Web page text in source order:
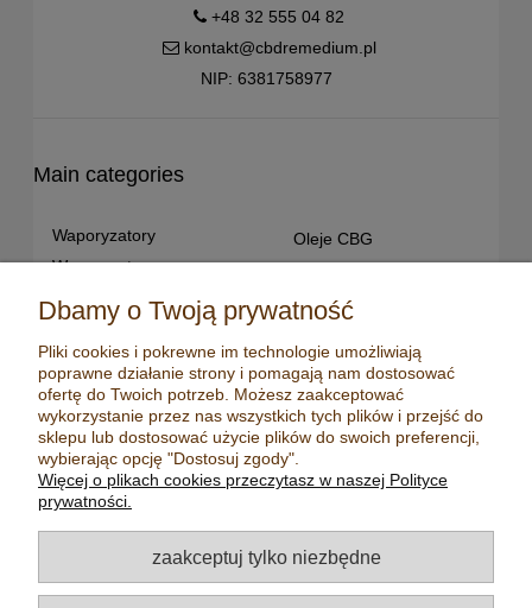
+48 32 555 04 82
kontakt@cbdremedium.pl
NIP: 6381758977
Main categories
Waporyzatory
Waporyzatory
Waporyzatory manualne
Waporyzatory
stacjonarne
Premium vaporizers
Waporyzatory
konwekcyjne
Zestawy z
waporyzatorem
Oleje CBD 5%
Oleje CBG
Susz konopny
CBD dla zwierząt
Młynki/ Grindery
Zapalniczki
Maści konopne
Mydła konopne
Aromatyzery
Olejki eteryczne
Dbamy o Twoją prywatność
Pliki cookies i pokrewne im technologie umożliwiają
poprawne działanie strony i pomagają nam dostosować
ofertę do Twoich potrzeb. Możesz zaakceptować
wykorzystanie przez nas wszystkich tych plików i przejść do
sklepu lub dostosować użycie plików do swoich preferencji,
wybierając opcję "Dostosuj zgody".
Więcej o plikach cookies przeczytasz w naszej Polityce
prywatności.
zaakceptuj tylko niezbędne